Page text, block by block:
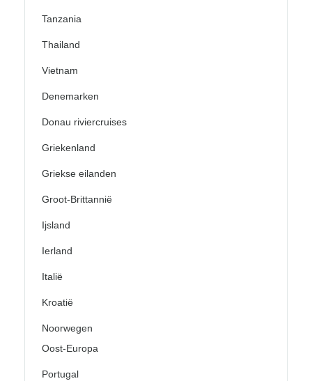
Tanzania
Thailand
Vietnam
Denemarken
Donau riviercruises
Griekenland
Griekse eilanden
Groot-Brittannië
Ijsland
Ierland
Italië
Kroatië
Noorwegen
Oost-Europa
Portugal